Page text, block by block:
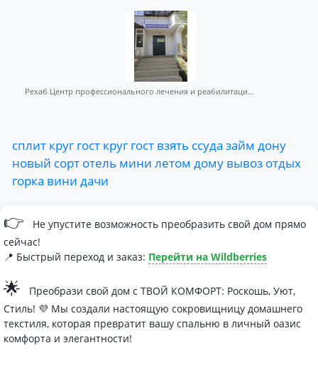
Рехаб Центр профессионального лечения и реабилитаци...
сплит круг гост круг гост взять ссуда займ дону
новый сорт отель мини летом дому вывоз отдых
горка вини дачи
👉
Не упустите возможность преобразить свой дом прямо
сейчас!
📍 Быстрый переход и заказ: Перейти на Wildberries
🌟
Преобрази свой дом с ТВОЙ КОМФОРТ: Роскошь, Уют,
Стиль! 💜 Мы создали настоящую сокровищницу домашнего
текстиля, которая превратит вашу спальню в личный оазис
комфорта и элегантности!